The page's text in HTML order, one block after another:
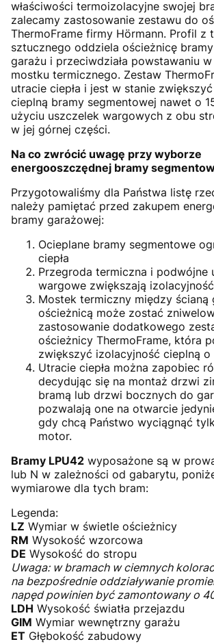
właściwości termoizolacyjne swojej
zalecamy zastosowanie zestawu do
ThermoFrame firmy Hörmann. Profil z
sztucznego oddziela ościeżnicę
garażu i przeciwdziała powstawaniu
mostku termicznego. Zestaw
utracie ciepła i jest w stanie
cieplną bramy segmentowej nawet o
użyciu uszczelek wargowych z obu
w jej górnej części.
Na co zwrócić uwagę przy wyborze
energooszczędnej bramy
Przygotowaliśmy dla Państwa listę
należy pamiętać przed zakupem
bramy garażowej:
Ocieplane bramy segmentowe
ciepła
Przegroda termiczna i podwójne
wargowe zwiększają
Mostek termiczny między ścianą
ościeżnicą może zostać
zastosowanie dodatkowego
ościeżnicy ThermoFrame, która
zwiększyć izolacyjność cieplną o
Utracie ciepła można zapobiec
decydując się na montaż drzwi
bramą lub drzwi bocznych do
pozwalają one na otwarcie
gdy chcą Państwo wyciągnąć
motor.
Bramy LPU42 wyposażone są w
lub N w zależności od gabarytu,
wymiarowe dla tych bram:
Legenda:
LZ Wymiar w świetle ościeżnicy
RM Wysokość wzorcowa
DE Wysokość do stropu
Uwaga: w bramach w ciemnych
na bezpośrednie oddziaływanie
napęd powinien być zamontowany o
LDH Wysokość światła przejazdu
GIM Wymiar wewnętrzny garażu
ET Głębokość zabudowy